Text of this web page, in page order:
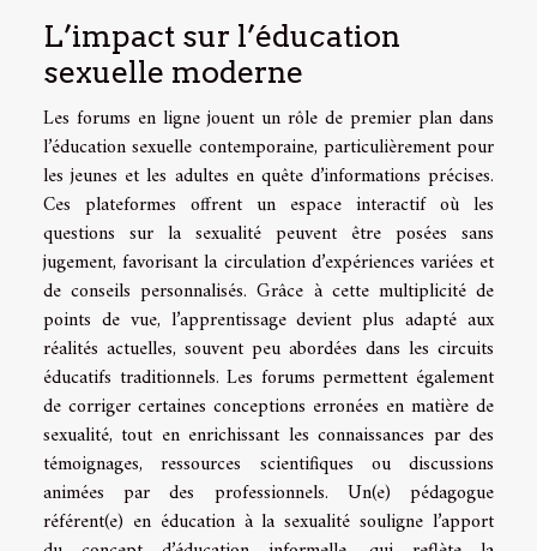
L’impact sur l’éducation
sexuelle moderne
Les forums en ligne jouent un rôle de premier plan dans
l’éducation sexuelle contemporaine, particulièrement pour
les jeunes et les adultes en quête d’informations précises.
Ces plateformes offrent un espace interactif où les
questions sur la sexualité peuvent être posées sans
jugement, favorisant la circulation d’expériences variées et
de conseils personnalisés. Grâce à cette multiplicité de
points de vue, l’apprentissage devient plus adapté aux
réalités actuelles, souvent peu abordées dans les circuits
éducatifs traditionnels. Les forums permettent également
de corriger certaines conceptions erronées en matière de
sexualité, tout en enrichissant les connaissances par des
témoignages, ressources scientifiques ou discussions
animées par des professionnels. Un(e) pédagogue
référent(e) en éducation à la sexualité souligne l’apport